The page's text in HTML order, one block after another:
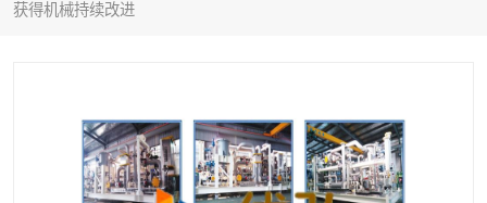
获得机械持续改进